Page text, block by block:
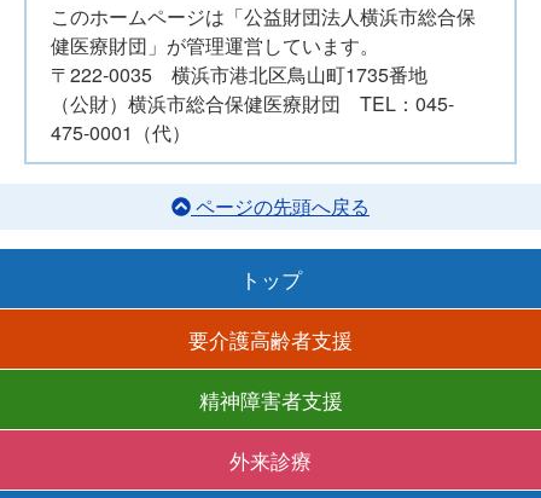
このホームページは「公益財団法人横浜市総合保
健医療財団」が管理運営しています。
〒222-0035 横浜市港北区鳥山町1735番地
（公財）横浜市総合保健医療財団 TEL：045-
475-0001（代）
ページの先頭へ戻る
トップ
要介護高齢者支援
精神障害者支援
外来診療